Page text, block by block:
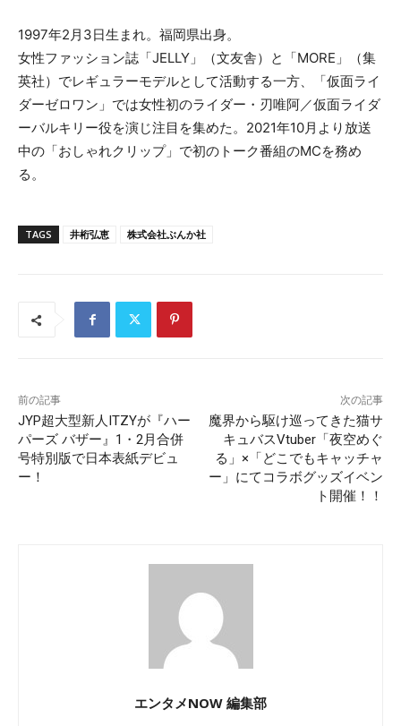
1997年2月3日生まれ。福岡県出身。
女性ファッション誌「JELLY」（文友舎）と「MORE」（集
英社）でレギュラーモデルとして活動する一方、「仮面ライ
ダーゼロワン」では女性初のライダー・刃唯阿／仮面ライダ
ーバルキリー役を演じ注目を集めた。2021年10月より放送
中の「おしゃれクリップ」で初のトーク番組のMCを務め
る。
TAGS 井桁弘恵 株式会社ぶんか社
前の記事
JYP超大型新人ITZYが『ハー
パーズ バザー』1・2月合併
号特別版で日本表紙デビュ
ー！
次の記事
魔界から駆け巡ってきた猫サ
キュバスVtuber「夜空めぐ
る」×「どこでもキャッチャ
ー」にてコラボグッズイベン
ト開催！！
エンタメNOW 編集部